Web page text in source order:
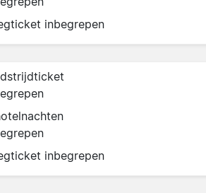
inbegrepen
inbegrepen